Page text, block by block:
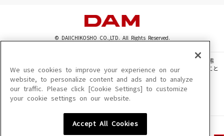
© DAIICHIKOSHO CO.,LTD. All Rights Reserved.
このサイトに掲載されている一切の文章・画像・写真・動画・音声等を、手段や形態
を問わず、著作権法の定める範囲を超えて無断で複製、転載、ファイル化などすること
を禁じます。
楽曲及びコンテンツは、機種によりご利用いただけない場合があります。
楽曲及びコンテンツの配信日、配信内容が変更になる場合があります。
We use cookies to improve your experience on our
website, to personalize content and ads and to analyze
our traffic. Please click [Cookie Settings] to customize
your cookie settings on our website.
Accept All Cookies